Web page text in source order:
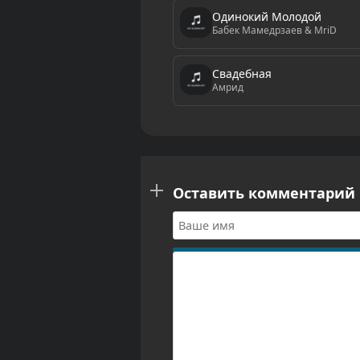
Одинокий Молодой
Бабек Мамедрзаев & MriD
Свадебная
Амрид
Оставить комментарий